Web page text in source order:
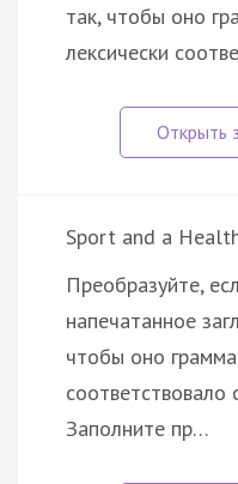
так, чтобы оно
лексически
Sport and a
Преобразуйте,
напечатанное
чтобы оно
Заполните пр…